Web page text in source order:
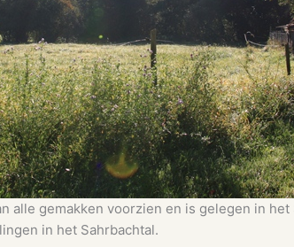
alle gemakken voorzien en is gelegen in
in het Sahrbachtal.